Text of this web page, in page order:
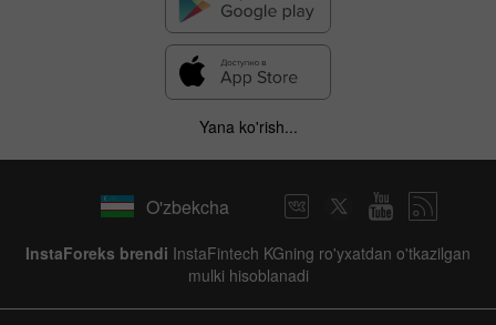
Yana ko'rish...
O'zbekcha
InstaForeks brendi InstaFintech KGning ro'yxatdan o'tkazilgan
mulki hisoblanadi